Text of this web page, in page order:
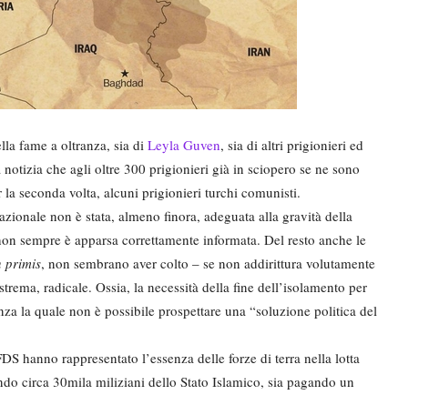
fame a oltranza, sia di Leyla Guven, sia di altri prigionieri ed
che agli oltre 300 prigionieri già in sciopero se ne sono
seconda volta, alcuni prigionieri turchi comunisti.
non è stata, almeno finora, adeguata alla gravità della
sempre è apparsa correttamente informata. Del resto anche le
primis, non sembrano aver colto – se non addirittura volutamente
radicale. Ossia, la necessità della fine dell’isolamento per
la quale non è possibile prospettare una “soluzione politica del
hanno rappresentato l’essenza delle forze di terra nella lotta
circa 30mila miliziani dello Stato Islamico, sia pagando un